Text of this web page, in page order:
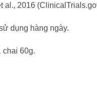
al., 2016
dụng hàng ngày.
chai 60g.